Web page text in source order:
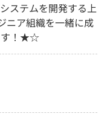
ステムを開発する上
ニア組織を一緒に成
す！★☆